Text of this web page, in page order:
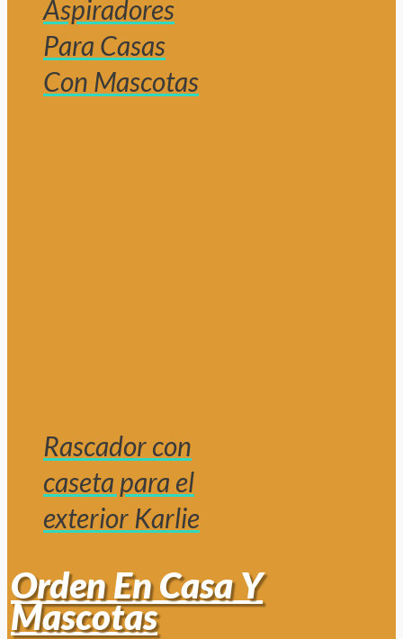
Aspiradores
Para Casas
Con Mascotas
Rascador con
caseta para el
exterior Karlie
Orden En Casa Y
Mascotas